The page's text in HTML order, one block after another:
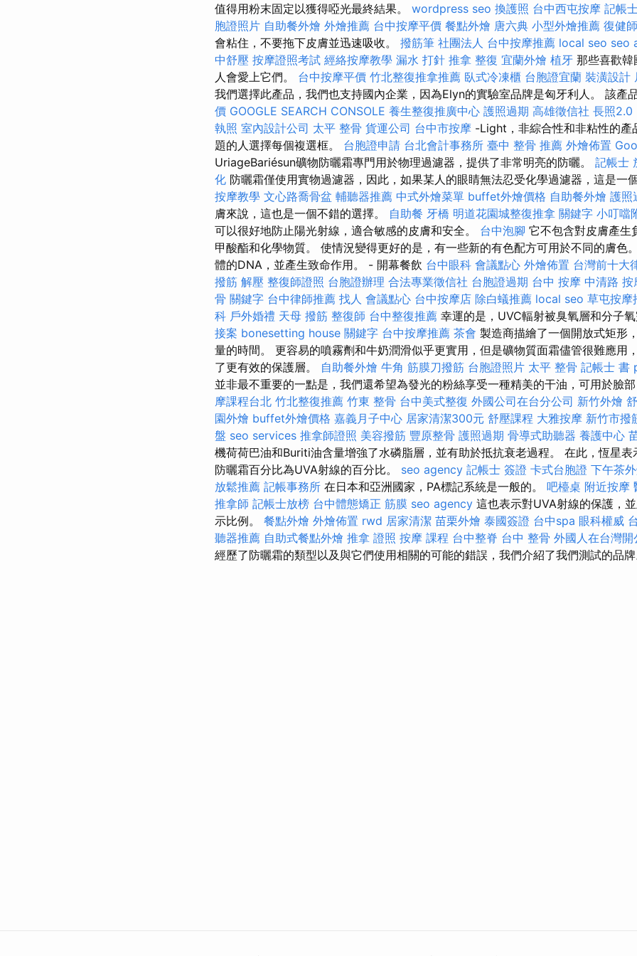
值得用粉末固定以獲得啞光最終結果。 wordpress seo 換護照 台中西屯按摩 記帳
胞證照片 自助餐外燴 外燴推薦 台中按摩平價 餐點外燴 唐六典 小型外燴推薦 復健
會粘住，不要拖下皮膚並迅速吸收。 撥筋筆 社團法人 台中按摩推薦 local seo seo
中舒壓 按摩證照考試 經絡按摩教學 漏水 打針 推拿 整復 宜蘭外燴 植牙 那些喜歡韓
人會愛上它們。 台中按摩平價 竹北整復推拿推薦 臥式冷凍櫃 台胞證宜蘭 裝潢設計
我們選擇此產品，我們也支持國內企業，因為Elyn的實驗室品牌是匈牙利人。 該產
價 GOOGLE SEARCH CONSOLE 養生整復推廣中心 護照過期 高雄徵信社 長照2.0
執照 室內設計公司 太平 整骨 貨運公司 台中市按摩 -Light，非綜合性和非粘性的產
題的人選擇每個複選框。 台胞證申請 台北會計事務所 臺中 整骨 推薦 外燴佈置
UriageBariésun礦物防曬霜專門用於物理過濾器，提供了非常明亮的防曬。 記帳士
化 防曬霜僅使用實物過濾器，因此，如果某人的眼睛無法忍受化學過濾器，這是一
按摩教學 文心路喬骨盆 輔聽器推薦 中式外燴菜單 buffet外燴價格 自助餐外燴 護照
膚來說，這也是一個不錯的選擇。 自助餐 牙橋 明道花園城整復推拿 關鍵字 小叮噹
可以很好地防止陽光射線，適合敏感的皮膚和安全。 台中泡腳 它不包含對皮膚產生
甲酸酯和化學物質。 使情況變得更好的是，有一些新的有色配方可用於不同的膚色
體的DNA，並產生致命作用。 - 開幕餐飲 台中眼科 會議點心 外燴佈置 台灣前十大
撥筋 解壓 整復師證照 台胞證辦理 合法專業徵信社 台胞證過期 台中 按摩 中清路 按
骨 關鍵字 台中律師推薦 找人 會議點心 台中按摩店 除白蟻推薦 local seo 草屯按摩
科 戶外婚禮 天母 撥筋 整復師 台中整復推薦 幸運的是，UVC輻射被臭氧層和分子
接案 bonesetting house 關鍵字 台中按摩推薦 茶會 製造商描繪了一個開放式矩形
量的時間。 更容易的噴霧劑和牛奶潤滑似乎更實用，但是礦物質面霜儘管很難應用
了更有效的保護層。 自助餐外燴 牛角 筋膜刀撥筋 台胞證照片 太平 整骨 記帳士 書
並非最不重要的一點是，我們還希望為發光的粉絲享受一種精美的干油，可用於臉
摩課程台北 竹北整復推薦 竹東 整骨 台中美式整復 外國公司在台分公司 新竹外燴
園外燴 buffet外燴價格 嘉義月子中心 居家清潔300元 舒壓課程 大雅按摩 新竹市撥
盤 seo services 推拿師證照 美容撥筋 豐原整骨 護照過期 骨導式助聽器 養護中心
機荷荷巴油和Buriti油含量增強了水磷脂層，並有助於抵抗衰老過程。 在此，恆星
防曬霜百分比為UVA射線的百分比。 seo agency 記帳士 簽證 卡式台胞證 下午茶
放鬆推薦 記帳事務所 在日本和亞洲國家，PA標記系統是一般的。 吧檯桌 附近按摩
推拿師 記帳士放榜 台中體態矯正 筋膜 seo agency 這也表示對UVA射線的保護，
示比例。 餐點外燴 外燴佈置 rwd 居家清潔 苗栗外燴 泰國簽證 台中spa 眼科權威
聽器推薦 自助式餐點外燴 推拿 證照 按摩 課程 台中整脊 台中 整骨 外國人在台灣開
經歷了防曬霜的類型以及與它們使用相關的可能的錯誤，我們介紹了我們測試的品